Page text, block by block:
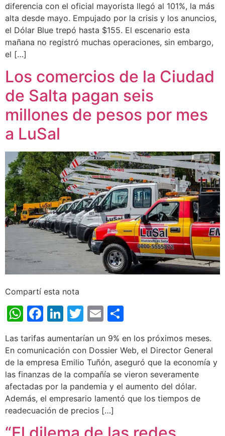
diferencia con el oficial mayorista llegó al 101%, la más
alta desde mayo. Empujado por la crisis y los anuncios,
el Dólar Blue trepó hasta $155. El escenario esta
mañana no registró muchas operaciones, sin embargo,
el […]
Los comercios de la Ciudad
de Salta pagan seis
millones de pesos por mes
a LuSal
Compartí esta nota
WhatsApp
Facebook
LinkedIn
Twitter
Email
Las tarifas aumentarían un 9% en los próximos meses.
En comunicación con Dossier Web, el Director General
de la empresa Emilio Tuñón, aseguró que la economía y
las finanzas de la compañía se vieron severamente
afectadas por la pandemia y el aumento del dólar.
Además, el empresario lamentó que los tiempos de
readecuación de precios […]